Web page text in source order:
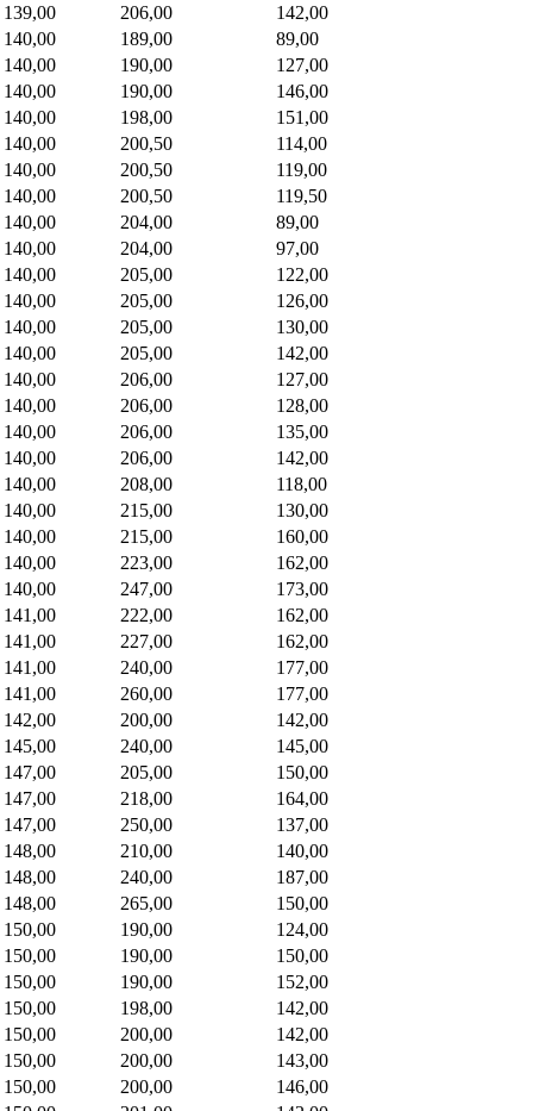
139,00
206,00
142,00
140,00
189,00
89,00
140,00
190,00
127,00
140,00
190,00
146,00
140,00
198,00
151,00
140,00
200,50
114,00
140,00
200,50
119,00
140,00
200,50
119,50
140,00
204,00
89,00
140,00
204,00
97,00
140,00
205,00
122,00
140,00
205,00
126,00
140,00
205,00
130,00
140,00
205,00
142,00
140,00
206,00
127,00
140,00
206,00
128,00
140,00
206,00
135,00
140,00
206,00
142,00
140,00
208,00
118,00
140,00
215,00
130,00
140,00
215,00
160,00
140,00
223,00
162,00
140,00
247,00
173,00
141,00
222,00
162,00
141,00
227,00
162,00
141,00
240,00
177,00
141,00
260,00
177,00
142,00
200,00
142,00
145,00
240,00
145,00
147,00
205,00
150,00
147,00
218,00
164,00
147,00
250,00
137,00
148,00
210,00
140,00
148,00
240,00
187,00
148,00
265,00
150,00
150,00
190,00
124,00
150,00
190,00
150,00
150,00
190,00
152,00
150,00
198,00
142,00
150,00
200,00
142,00
150,00
200,00
143,00
150,00
200,00
146,00